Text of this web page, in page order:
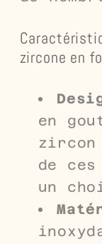
zircone en
en
de
un